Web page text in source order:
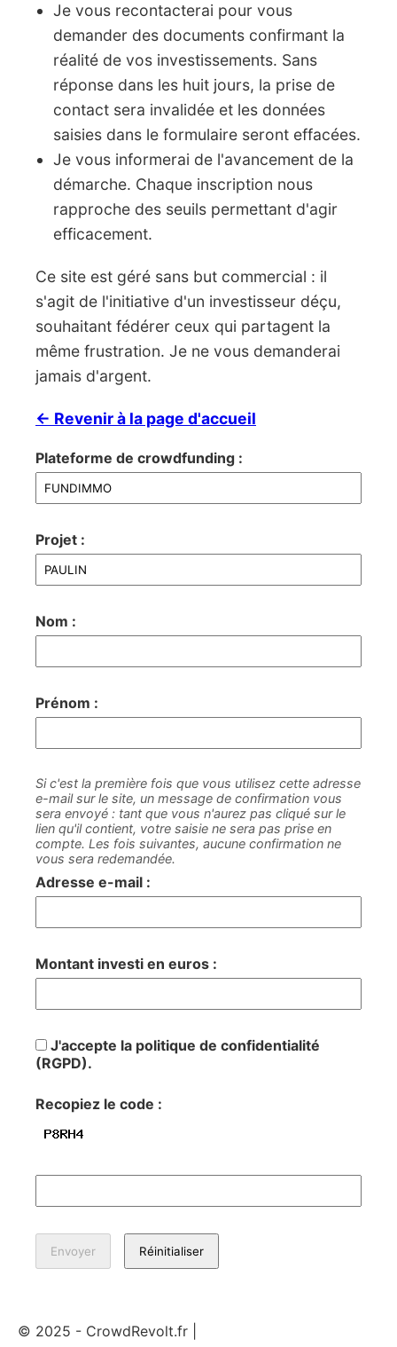
Je vous recontacterai pour vous
demander des documents confirmant la
réalité de vos investissements. Sans
réponse dans les huit jours, la prise de
contact sera invalidée et les données
saisies dans le formulaire seront effacées.
Je vous informerai de l'avancement de la
démarche. Chaque inscription nous
rapproche des seuils permettant d'agir
efficacement.
Ce site est géré sans but commercial : il
s'agit de l'initiative d'un investisseur déçu,
souhaitant fédérer ceux qui partagent la
même frustration. Je ne vous demanderai
jamais d'argent.
← Revenir à la page d'accueil
Plateforme de crowdfunding :
Projet :
Nom :
Prénom :
Si c'est la première fois que vous utilisez cette adresse
e-mail sur le site, un message de confirmation vous
sera envoyé : tant que vous n'aurez pas cliqué sur le
lien qu'il contient, votre saisie ne sera pas prise en
compte. Les fois suivantes, aucune confirmation ne
vous sera redemandée.
Adresse e-mail :
Montant investi en euros :
J'accepte la politique de confidentialité
(RGPD).
Recopiez le code :
© 2025 - CrowdRevolt.fr |